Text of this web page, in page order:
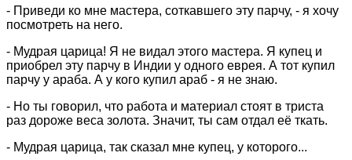
- Приведи ко мне мастера, соткавшего эту парчу, - я хочу
посмотреть на него.
- Мудрая царица! Я не видал этого мастера. Я купец и
приобрел эту парчу в Индии у одного еврея. А тот купил
парчу у араба. А у кого купил араб - я не знаю.
- Но ты говорил, что работа и материал стоят в триста
раз дороже веса золота. Значит, ты сам отдал её ткать.
- Мудрая царица, так сказал мне купец, у которого...